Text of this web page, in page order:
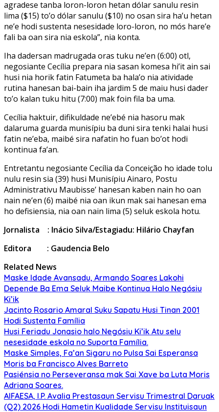
agradese tanba loron-loron hetan dólar sanulu resin
lima ($15) to’o dólar sanulu ($10) no osan sira ha’u hetan
ne’e hodi sustenta nesesidade loro-loron, no mós hare’e
fali ba oan sira nia eskola”, nia konta.
Iha dadersan madrugada oras tuku ne’en (6:00) otl,
negosiante Cecília prepara nia sasan komesa hi’it ain sai
husi nia horik fatin Fatumeta ba hala’o nia atividade
rutina hanesan bai-bain iha jardim 5 de maiu husi dader
to’o kalan tuku hitu (7:00) mak foin fila ba uma.
Cecília haktuir, difikuldade ne’ebé nia hasoru mak
dalaruma guarda munisípiu ba duni sira tenki halai husi
fatin ne’eba, maibé sira nafatin ho fuan bo’ot hodi
kontinua fa’an.
Entretantu negosiante Cecília da Conceição ho idade tolu
nulu resin sia (39) husi Munisípiu Ainaro, Postu
Administrativu Maubisse’ hanesan kaben nain ho oan
nain ne’en (6) maibé nia oan ikun mak sai hanesan ema
ho defisiensia, nia oan nain lima (5) seluk eskola hotu.
Jornalista : Inácio Silva/Estagiadu: Hilário Chayfan
Editora : Gaudencia Belo
Related News
Maske Idade Avansadu, Armando Soares Lakohi
Depende Ba Ema Seluk Maibe Kontinua Halo Negósiu
Ki’ik
Jacinto Rosario Amaral Suku Sapatu Husi Tinan 2001
Hodi Sustenta Família
Husi Feriadu Jonasio halo Negósiu Ki’ik Atu selu
nesesidade eskola no Suporta Família.
Maske Simples, Fa’an Sigaru no Pulsa Sai Esperansa
Moris ba Francisco Alves Barreto
Pasiénsia no Perseveransa mak Sai Xave ba Luta Moris
Adriana Soares.
AIFAESA, I.P. Avalia Prestasaun Servisu Trimestral Daruak
(Q2) 2026 Hodi Hametin Kualidade Servisu Instituisaun